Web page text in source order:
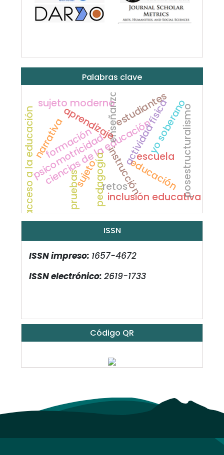
Palabras clave
educación
instrucción
formación
ciencias de la educación
pedagogía
enseñanza
aprendizajeactividad física
inclusión educativa
psicomotricidad
sujeto
escuela
sujeto moderno yo soberano
posestructuralismo
acceso a la educación pruebas
narrativa
estudiantes
retos
ISSN
ISSN impreso: 1657-4672
ISSN electrónico: 2619-1733
Código QR